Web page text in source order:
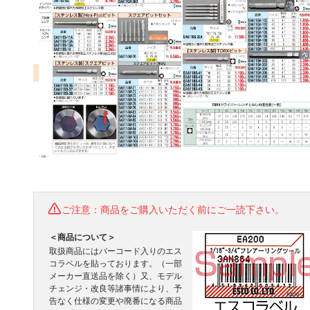
ご注意：商品をご購入いただく前にご一読下さい。
＜商品について＞
取扱商品にはバーコード入りのエス
コラベルを貼っております。（一部
メーカー直送品を除く）又、モデル
チェンジ・改良等諸事情により、予
告なく仕様の変更や廃番になる商品